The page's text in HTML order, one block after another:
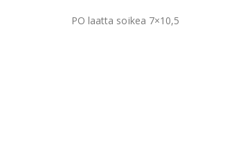
PO laatta soikea 7×10,5